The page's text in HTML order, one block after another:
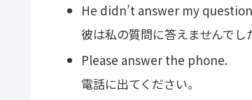
He didn’t answer my
彼は私の質問に答えませんでし
Please answer the phone.
電話に出てください。